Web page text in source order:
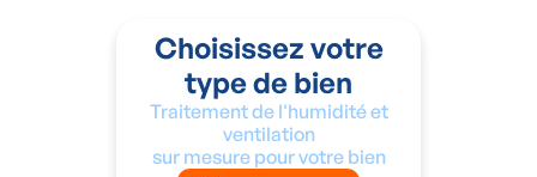
Choisissez votre
type de bien
Traitement de l'humidité et
ventilation
sur mesure pour votre bien